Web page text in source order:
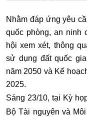
Nhằm đáp ứng yêu
quốc phòng, an ninh
hội xem xét, thông
sử dụng đất quốc
năm 2050 và Kế
2025.
Sáng 23/10, tại Kỳ
Bộ Tài nguyên và